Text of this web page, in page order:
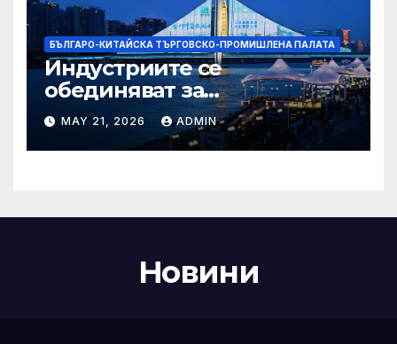
БЪЛГАРО-КИТАЙСКА ТЪРГОВСКО-ПРОМИШЛЕНА ПАЛАТА
Индустриите се
обединяват за
висококачествен растеж на
културния и
туристическия сектор
MAY 21, 2026 ADMIN
Новини